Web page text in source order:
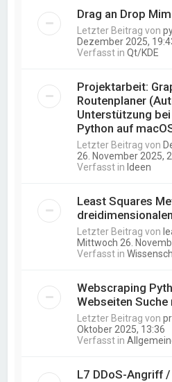
Drag an Drop
Letzter Beitrag von
Dezember 2025,
Verfasst inQt/KDE
Projektarbeit:
Routenplaner
Unterstützung
Python auf
Letzter Beitrag von
26. November 2025,
Verfasst in Ideen
Least Squares
Letzter Beitrag von
Mittwoch 26.
Verfasst in
Webscraping
Webseiten Suche
Letzter Beitrag von
Oktober 2025, 13:36
Verfasst in
L7 DDoS-Angriff